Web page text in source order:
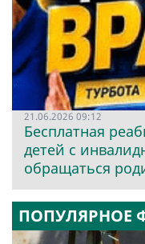
21.06.2026 09:12
Бесплатная
детей с
обращаться
ПОПУЛЯРНОЕ